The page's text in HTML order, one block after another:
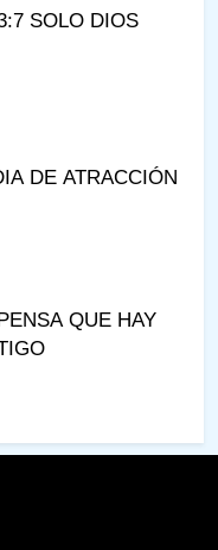
SOLO DIOS
DE ATRACCIÓN
QUE HAY
VIENES?